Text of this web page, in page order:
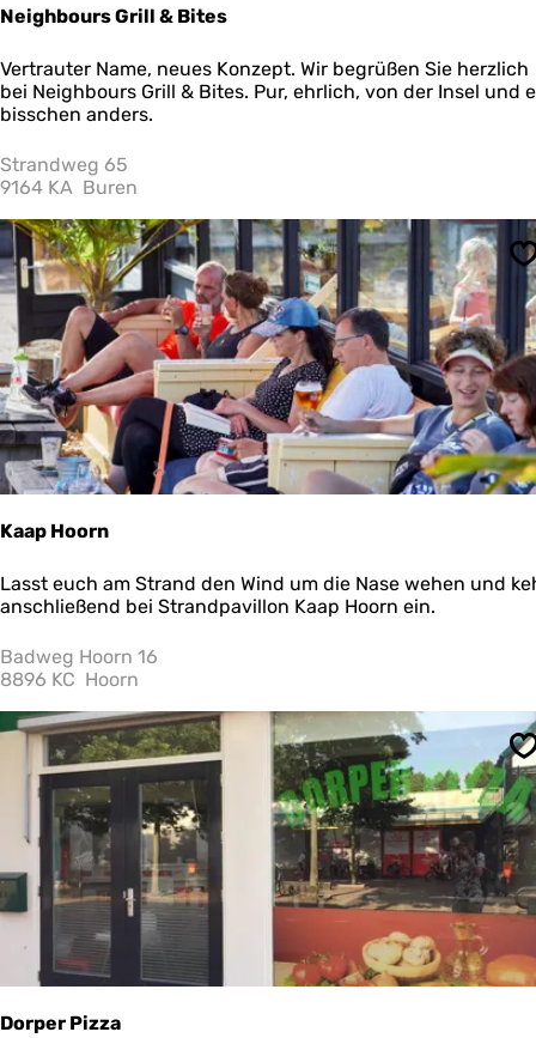
Neighbours Grill & Bites
N
e
i
h
b
u
r
s
G
l
l
&
B
i
t
e
s
Vertrauter Name, neues Konzept. Wir begrüßen Sie herzlich
bei Neighbours Grill & Bites. Pur, ehrlich, von der Insel und
bisschen anders.
Strandweg 65
9164 KA Buren
Kaap Hoorn
K
a
p
H
o
Lasst euch am Strand den Wind um die Nase wehen und
anschließend bei Strandpavillon Kaap Hoorn ein.
Badweg Hoorn 16
8896 KC Hoorn
Dorper Pizza